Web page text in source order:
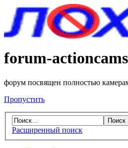
forum-
форум посвящен полностью
Пропустить
Расширенный поиск